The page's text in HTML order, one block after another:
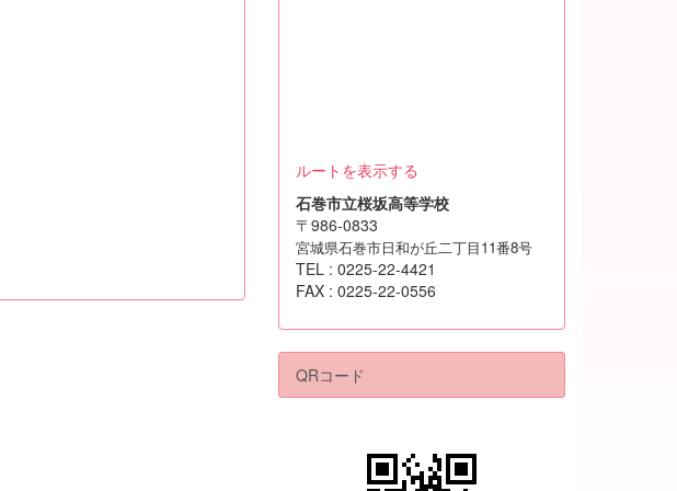
ルートを表示する
石巻市立桜坂高等学校
〒986-0833
宮城県石巻市日和が丘二丁目11番8号
TEL : 0225-22-4421
FAX : 0225-22-0556
QRコード